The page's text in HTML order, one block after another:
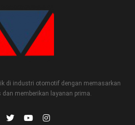
di industri otomotif dengan memasarkan
dan memberikan layanan prima.